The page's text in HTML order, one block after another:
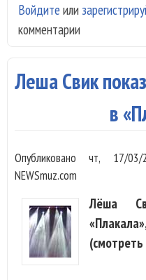
Войдите или
комментарии
Леша Свик
в
Опубликованочт, 17/
NEWSmuz.com
Лёша